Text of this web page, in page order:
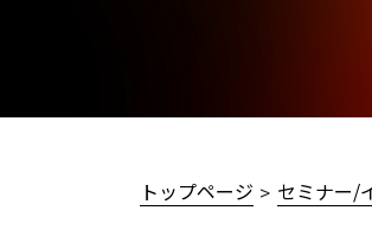
トップページ セミナー/